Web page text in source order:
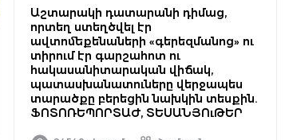
Աշտարակի դատարանի դիմաց,
որտեղ ստեղծվել էր
ավտոմեքենաների «գերեզմանոց» ու
տիրում էր գարշահոտ ու
հակասանիտարական վիճակ,
պատասխանատուները վերջապես
տարածքը բերեցին նախկին տեսքին.
ՖՈՏՈՌԵՊՈՐՏԱԺ, ՏԵՍԱՆՅՈւԹԵՐ